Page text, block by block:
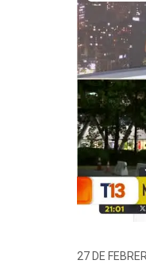
27 DE